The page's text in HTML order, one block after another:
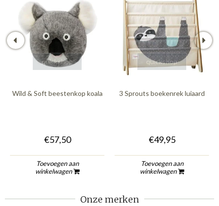
quickshop
Wild & Soft beestenkop koala
€57,50
Toevoegen aan
winkelwagen
quickshop
3 Sprouts boekenrek luiaard
€49,95
Toevoegen aan
winkelwagen
Onze merken